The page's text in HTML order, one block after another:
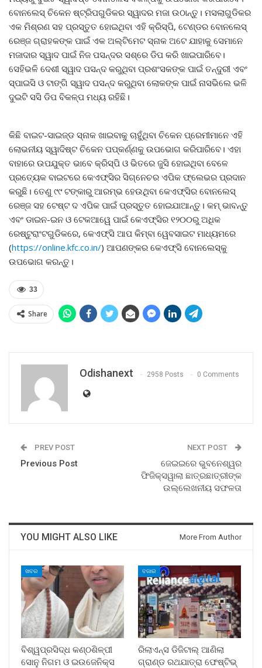
ବୋନଲେସ୍ ଚିକେନ ଷ୍ଟ୍ରିପଗୁଡିକର ସ୍ୱାଦର ମଜା ଉଠାନ୍ତୁ। ମସଲାଗୁଡିକର
ଏକ ମିଶ୍ରଣ ସହ ପ୍ରସ୍ତୁତ ହୋଇଥିବା ଏହି କ୍ରିସ୍ପି, ଟେଣ୍ଡର ବୋନଲେସ୍
ରେଞ୍ଜ ଗ୍ରାହକଙ୍କ ପାଇଁ ଏକ ଅଲ୍ଟିମେଟ ସ୍ନାକ ଅଟେ ଯାହାକୁ ସେମାନେ
ମଜାଦାର ସ୍ୱାଦ ପାଇଁ ନିଜ ପସନ୍ଦର ସଶ୍‌ରେ ଡିପ କରି ଖାଇପାରିବେ।
ସେହିଭଳି ଦେଶୀ ସ୍ୱାଦ ପସନ୍ଦ କରୁଥିବା ପ୍ରଶଂସକଙ୍କ ପାଇଁ ତନ୍ଦୁରୀ ଏବଂ
ସ୍ପାଇସି ଓ ଟାଙ୍ଗି ସ୍ୱାଦ ପସନ୍ଦ କରୁଥିବା ଲୋକଙ୍କ ପାଇଁ ନାସଭିଲେ ଭଳି
ଦୁଇଟି ସସି ଡିପ ବିକଳ୍ପ ମଧ୍ୟ ରହିଛି।
କିଛି ବାଇଟ-ସାଇଜ୍‌ଡ ସ୍ନାକ ଖାଇବାକୁ ଚାହୁଁଥିବା ଚିକେନ ପ୍ରେମୀମାନେ ଏହି
ଲୋଭନୀୟ ସ୍ୱାଦିଷ୍ଟ ଚିକେନ ପପ୍‌କର୍ଣ୍ଣକୁ ଉପଭୋଗ କରିପାରିବେ। ଏହା
ବାହାରେ ଉପଯୁକ୍ତ ଭାବେ କ୍ରିସ୍ପି ଓ ଭିତରେ ଜୁସି ହୋଇଥିବା ବେଳେ
ପ୍ରତ୍ୟେକ ବାଇଟରେ କେଏଫ୍‌ସିର ସିଗ୍ନେଚର ଏପିକ ଫ୍ଲେଭର ପ୍ରଦାନ
କରୁଛି। ତେଣୁ ୯୯ ଟଙ୍କାରୁ ଆରମ୍ଭ ହେଉଥିବା କେଏଫ୍‌ସିର ବୋନଲେସ୍
ରେଞ୍ଜ ସହ ଟେଷ୍ଟ ଦ ଏପିକ ପାଇଁ ପ୍ରସ୍ତୁତ ହୋଇଯାଆନ୍ତୁ। କମ୍ ଭାବନ୍ତୁ
ଏବଂ ଡାଇନ-ଇନ ଓ ଟେକଆୱେ ପାଇଁ କେଏଫ୍‌ସିର ୧୨୦୦ରୁ ଅଧିକ
ରେଷ୍ଟୁରାଂଟଗୁଡିକରେ, କେଏଫ୍‌ସି ଆପ କିମ୍ବା ୱେବସାଇଟ ମାଧ୍ୟମରେ
(https://online.kfc.co.in/) ଆପଣଙ୍କର କେଏଫ୍‌ସି ବୋନଲେସ୍‌କୁ
ଉପଭୋଗ କରନ୍ତୁ।
33
Share
Odishanext 2958 Posts 0 Comments
PREV POST
Previous Post
NEXT POST
ଜେଇଇରେ ଭୁବନେଶ୍ୱର
ଫିଜିକ୍ସୱାଲା ଛାତ୍ରଛାତ୍ରୀଙ୍କ
ଉଲ୍ଲେଖନୀୟ ସଫଳତା
YOU MIGHT ALSO LIKE More From Author
ଖବର
ବିଶ୍ୱପ୍ରସିଦ୍ଧ କଣ୍ଠଶିଳ୍ପୀ
ସୋନୁ ନିଗମ ଓ ଇଉଜେନିକ୍ସ
ବଜାର
ରିଲାଏନ୍ସ ଡିଜିଟାଲ୍ ଆଣିଲା
ଗ୍ରାଣ୍ଡ ରଥଯାତ୍ରା ଫେଷ୍ଟିଭ୍